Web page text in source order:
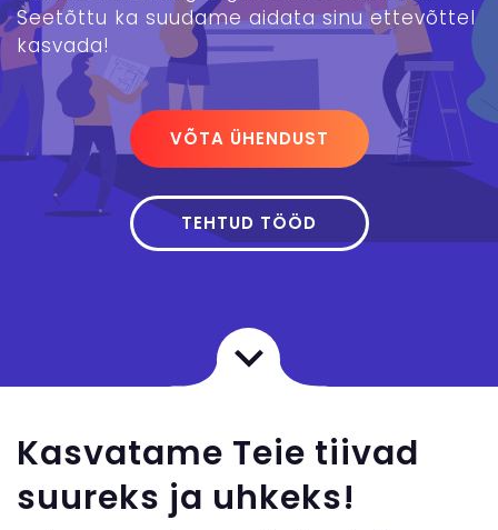
Seetõttu ka suudame aidata sinu ettevõttel
kasvada!
VÕTA ÜHENDUST
TEHTUD TÖÖD
Kasvatame Teie tiivad
suureks ja uhkeks!